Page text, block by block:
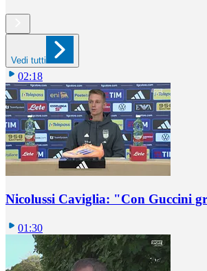
Vedi tutti
02:18
Nicolussi Caviglia: "Con Guccini
01:30